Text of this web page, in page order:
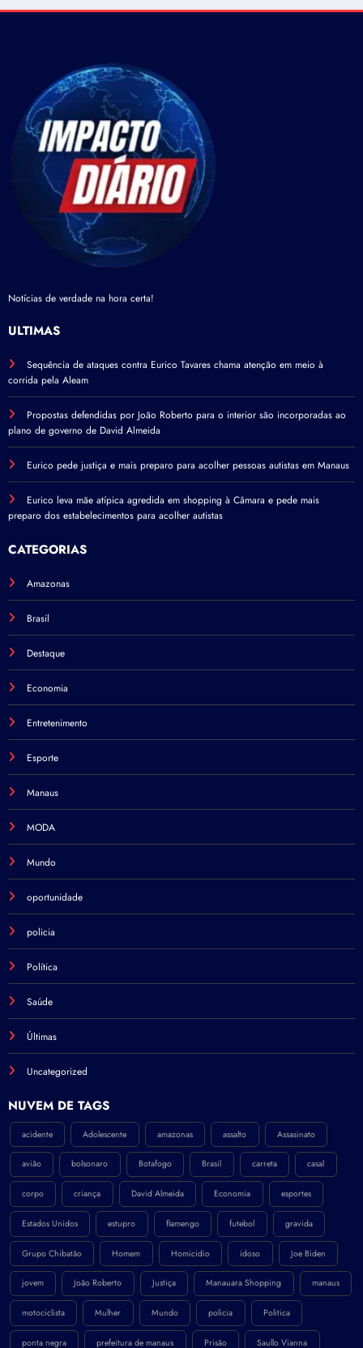
Notícias de verdade na hora certa!
ÚLTIMAS
Sequência de ataques contra Eurico Tavares chama atenção em meio à
corrida pela Aleam
Propostas defendidas por João Roberto para o interior são incorporadas ao
plano de governo de David Almeida
Eurico pede justiça e mais preparo para acolher pessoas autistas em Manaus
Eurico leva mãe atípica agredida em shopping à Câmara e pede mais
preparo dos estabelecimentos para acolher autistas
CATEGORIAS
Amazonas
Brasil
Destaque
Economia
Entretenimento
Esporte
Manaus
MODA
Mundo
oportunidade
policia
Política
Saúde
Últimas
Uncategorized
NÚVEM DE TAGS
acidente Adolescente amazonas assalto Assasinato
avião bolsonaro Botafogo Brasil carreta casal
corpo criança David Almeida Economia esportes
Estados Unidos estupro flamengo futebol gravida
Grupo Chibatão Homem Homicidio idoso Joe Biden
jovem João Roberto Justiça Manauara Shopping manaus
motociclista Mulher Mundo policia Politica
ponta negra prefeitura de manaus Prisão Saullo Vianna